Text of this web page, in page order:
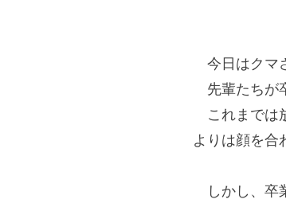
今日はクマ
先輩たちが
これまでは
よりは顔を合
しかし、卒